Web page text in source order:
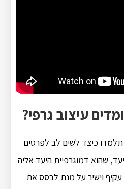
עיצוב גרפי?
תלמדו כיצד לשים לב לפרטים
שהוא דמוגרפיית היעד אליה
עקיף וישיר על מנת לבסס את